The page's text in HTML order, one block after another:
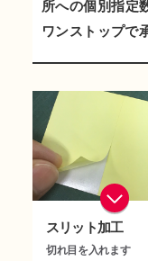
所への個別指定
ワンストップで
スリット加工
切れ目を入れます